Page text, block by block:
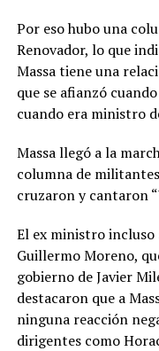
Por eso hubo una
Renovador, lo que
Massa tiene una
que se afianzó
cuando era ministro
Massa llegó a la
columna de
cruzaron y cantaron
El ex ministro incluso
Guillermo Moreno,
gobierno de Javier
destacaron que a
ninguna reacción
dirigentes como